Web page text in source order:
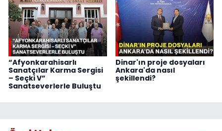
“Afyonkarahisarlı
Sanatçılar Karma Sergisi
– Seçki V”
Sanatseverlerle Buluştu
Dinar'ın proje dosyaları
Ankara'da nasıl
şekillendi?